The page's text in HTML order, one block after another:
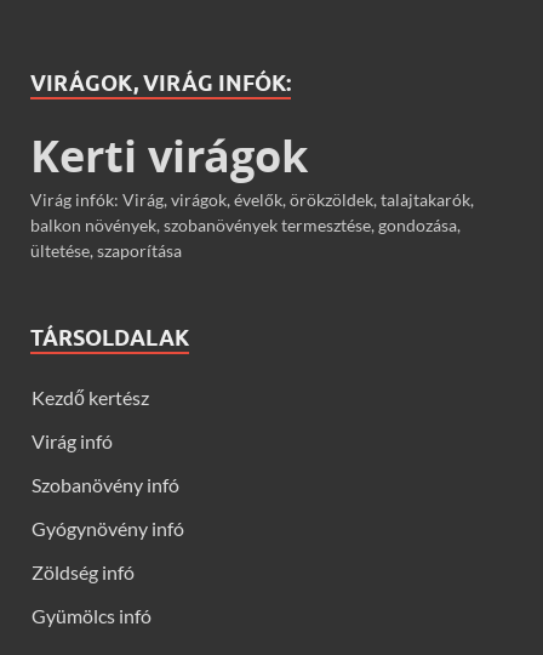
VIRÁGOK, VIRÁG INFÓK:
Kerti virágok
Virág infók: Virág, virágok, évelők, örökzöldek, talajtakarók,
balkon növények, szobanövények termesztése, gondozása,
ültetése, szaporítása
TÁRSOLDALAK
Kezdő kertész
Virág infó
Szobanövény infó
Gyógynövény infó
Zöldség infó
Gyümölcs infó